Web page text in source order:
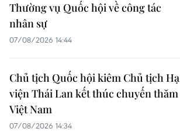
Thường vụ Quốc hội về công tác
nhân sự
07/08/2026 14:44
Chủ tịch Quốc hội kiêm Chủ tịch Hạ
viện Thái Lan kết thúc chuyến thăm
Việt Nam
07/08/2026 14:34